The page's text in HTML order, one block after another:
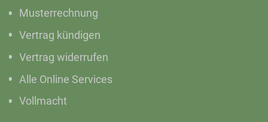
Musterrechnung
Vertrag kündigen
Vertrag widerrufen
Alle Online Services
Vollmacht